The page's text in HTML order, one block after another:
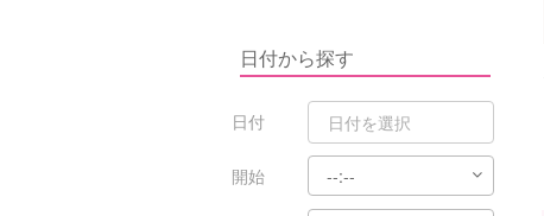
日付から探す
日付
開始